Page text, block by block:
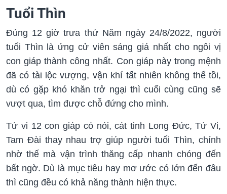
Tuổi Thìn
Đúng 12 giờ trưa thứ Năm ngày 24/8/2022, người
tuổi Thìn là ứng cử viên sáng giá nhất cho ngôi vị
con giáp thành công nhất. Con giáp này trong mệnh
đã có tài lộc vượng, vận khí tất nhiên không thể tồi,
dù có gặp khó khăn trở ngại thì cuối cùng cũng sẽ
vượt qua, tìm được chỗ đứng cho mình.
Tử vi 12 con giáp có nói, cát tinh Long Đức, Tử Vi,
Tam Đài thay nhau trợ giúp người tuổi Thìn, chính
nhờ thế mà vận trình thăng cấp nhanh chóng đến
bất ngờ. Dù là mục tiêu hay mơ ước có lớn đến đâu
thì cũng đều có khả năng thành hiện thực.